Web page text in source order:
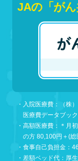
・雑費：（株）セールス
ャマ類、見舞・付添者の
・先進医療技術費：厚生
た先進医療技術の実績
肺がん
乳がん
狭心症